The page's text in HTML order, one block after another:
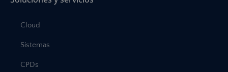
Cloud
Sistemas
CPDs